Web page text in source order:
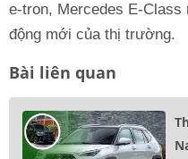
e‑tron, Mercedes E-
động mới của thị trường.
Bài liên quan